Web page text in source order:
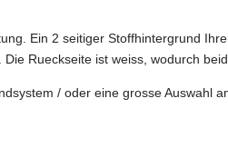
Ein 2 seitiger Stoffhintergrund
Rueckseite ist weiss, wodurch
/ oder eine grosse Auswahl